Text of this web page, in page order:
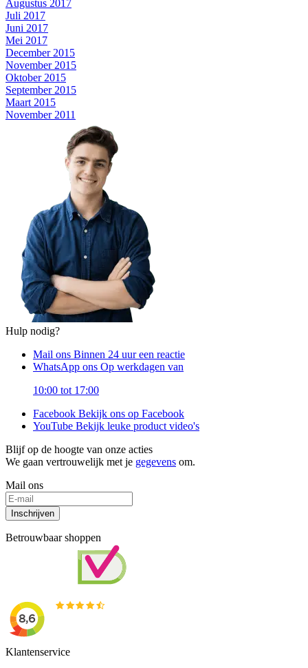
Augustus 2017
Juli 2017
Juni 2017
Mei 2017
December 2015
November 2015
Oktober 2015
September 2015
Maart 2015
November 2011
Hulp nodig?
Mail ons Binnen 24 uur een reactie
WhatsApp ons Op werkdagen van
10:00 tot 17:00
Facebook Bekijk ons op Facebook
YouTube Bekijk leuke product video's
Blijf op de hoogte van onze acties
We gaan vertrouwelijk met je gegevens om.
Mail ons
Inschrijven
Betrouwbaar shoppen
Klantenservice